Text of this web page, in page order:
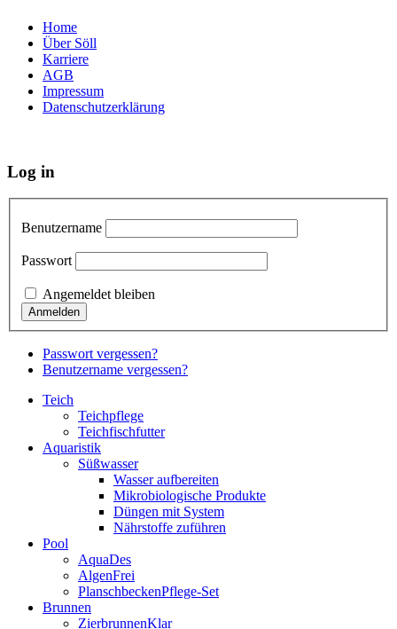
Home
Über Söll
Karriere
AGB
Impressum
Datenschutzerklärung
Log in
Benutzername
Passwort
Angemeldet bleiben
Passwort vergessen?
Benutzername vergessen?
Teich
Teichpflege
Teichfischfutter
Aquaristik
Süßwasser
Wasser aufbereiten
Mikrobiologische Produkte
Düngen mit System
Nährstoffe zuführen
Pool
AquaDes
AlgenFrei
PlanschbeckenPflege-Set
Brunnen
ZierbrunnenKlar